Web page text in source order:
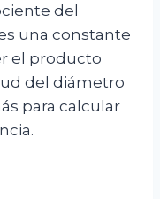
del
una constante
el producto
del diámetro
para calcular